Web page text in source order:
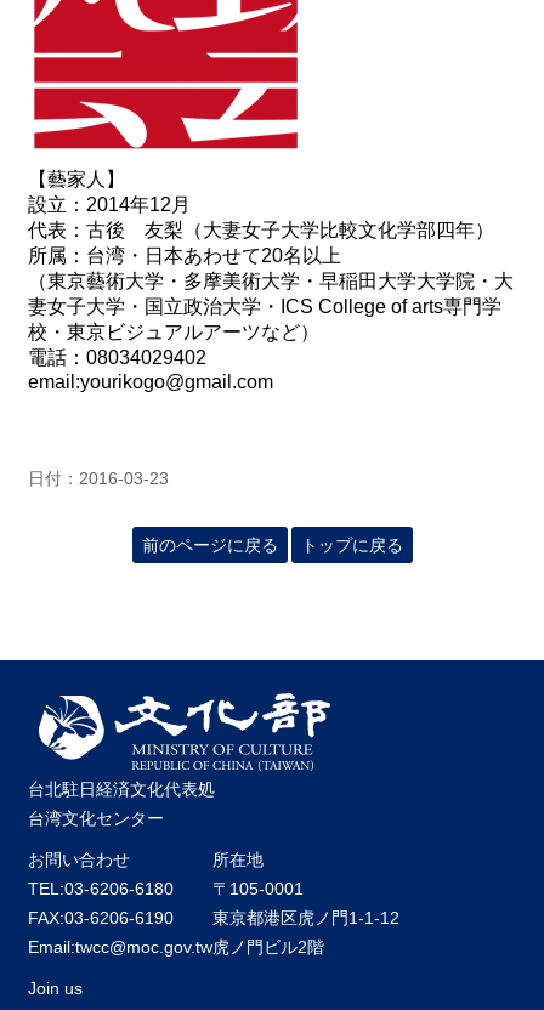
【藝家人】
設立：2014年12月
代表：古後 友梨（大妻女子大学比較文化学部四年）
所属：台湾・日本あわせて20名以上
（東京藝術大学・多摩美術大学・早稲田大学大学院・大
妻女子大学・国立政治大学・ ICS College of arts専門学
校・東京ビジュアルアーツなど）
電話： 08034029402
email:yourikogo@gmail.com
日付：2016-03-23
前のページに戻る トップに戻る
台北駐日経済文化代表処
台湾文化センター
お問い合わせ
TEL:03-6206-6180
FAX:03-6206-6190
Email:twcc@moc.gov.tw
所在地
〒105-0001
東京都港区虎ノ門1-1-12
虎ノ門ビル2階
Join us